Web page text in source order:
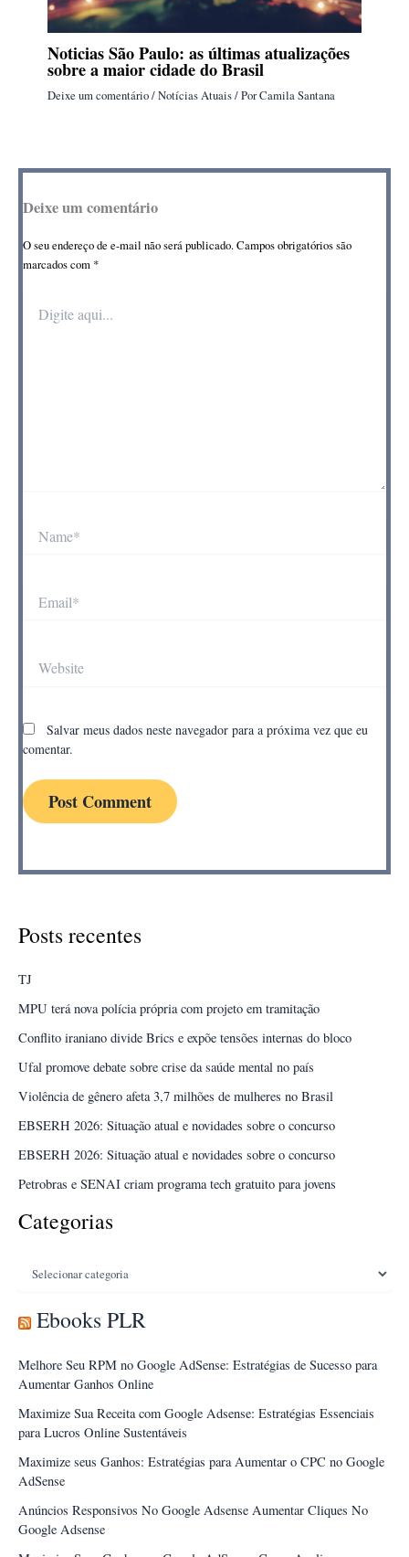
Noticias São Paulo: as últimas atualizações
sobre a maior cidade do Brasil
Deixe um comentário/Notícias Atuais/ PorCamila Santana
Deixe um comentário
O seu endereço de e-mail não será publicado.Campos obrigatórios são
marcados com *
aqui...
Salvar meus dados neste navegador para a próxima vez que eu
comentar.
Posts recentes
TJ
MPU terá nova polícia própria com projeto em tramitação
Conflito iraniano divide Brics e expõe tensões internas do bloco
Ufal promove debate sobre crise da saúde mental no país
Violência de gênero afeta 3,7 milhões de mulheres no Brasil
EBSERH 2026: Situação atual e novidades sobre o concurso
EBSERH 2026: Situação atual e novidades sobre o concurso
Petrobras e SENAI criam programa tech gratuito para jovens
Categorias
Ebooks PLR
Melhore Seu RPM no Google AdSense: Estratégias de Sucesso para
Aumentar Ganhos Online
Maximize Sua Receita com Google Adsense: Estratégias Essenciais
para Lucros Online Sustentáveis
Maximize seus Ganhos: Estratégias para Aumentar o CPC no Google
AdSense
Anúncios Responsivos No Google Adsense Aumentar Cliques No
Google Adsense